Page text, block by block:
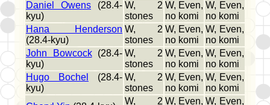
Daniel Owens (28.4-
kyu)
W, 2
stones
W, Even,
no komi
W, Even,
no komi
Hana Henderson
(28.4-kyu)
W, 2
stones
W, Even,
no komi
W, Even,
no komi
John Bowcock(28.4-
kyu)
W, 2
stones
W, Even,
no komi
W, Even,
no komi
Hugo Bochel
(28.4-
kyu)
W, 2
stones
W, Even,
no komi
W, Even,
no komi
W, 2 W, Even, W, Even,